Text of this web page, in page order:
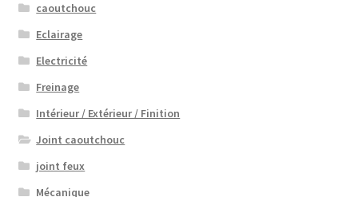
caoutchouc
Eclairage
Electricité
Freinage
Intérieur / Extérieur / Finition
Joint caoutchouc
joint feux
Mécanique